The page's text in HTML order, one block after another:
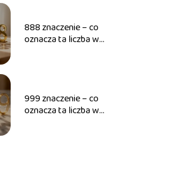
888 znaczenie – co
oznacza ta liczba w
999 znaczenie – co
oznacza ta liczba w